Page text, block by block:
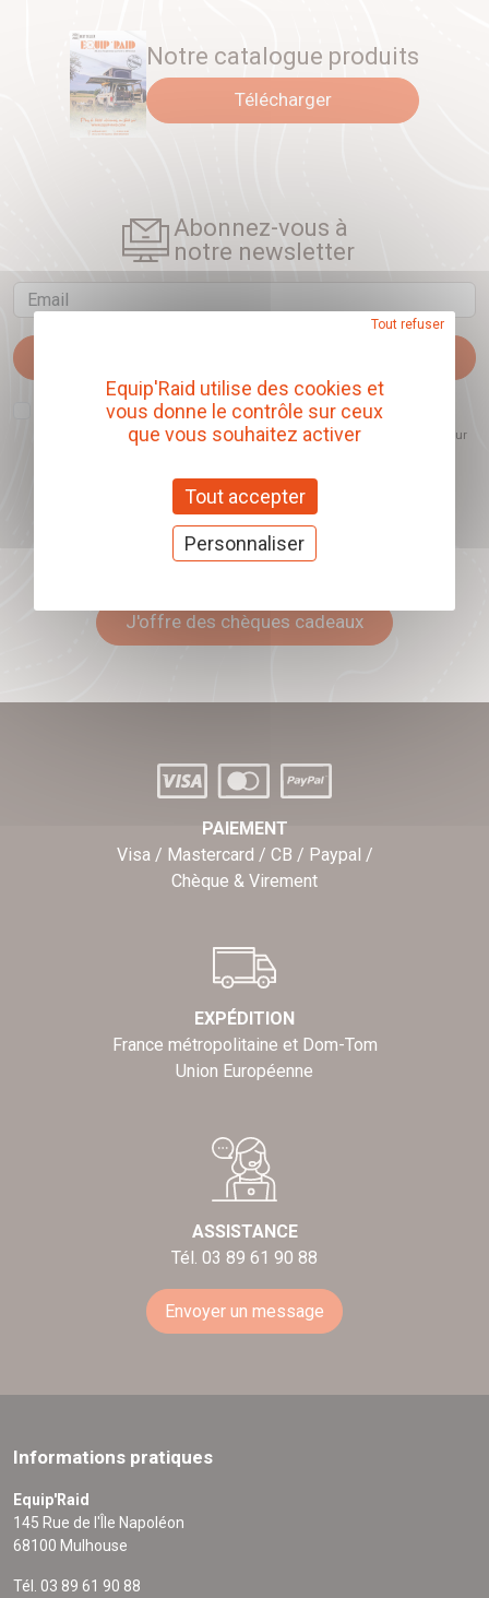
Notre catalogue produits
Télécharger
Abonnez-vous à
notre newsletter
Email
J'accepte que l'ouverture des newsletters soit mesurée, afin de mieux
comprendre les sujets qui m'intéressent et d'améliorer les contenus
proposés. Ce choix est modifiable à tout moment et reste sans incidence sur
Offrez nos chèques
J'offre des chèques cadeaux
PAIEMENT
Visa / Mastercard / CB / Paypal /
Chèque & Virement
EXPÉDITION
France métropolitaine et Dom-Tom
Union Européenne
ASSISTANCE
Tél. 03 89 61 90 88
Envoyer un message
Informations pratiques
Equip'Raid
145 Rue de l'Île Napoléon
68100 Mulhouse
Tél. 03 89 61 90 88
Equip'Raid utilise des cookies et
vous donne le contrôle sur ceux
que vous souhaitez activer
Tout accepter
Tout refuser
Personnaliser